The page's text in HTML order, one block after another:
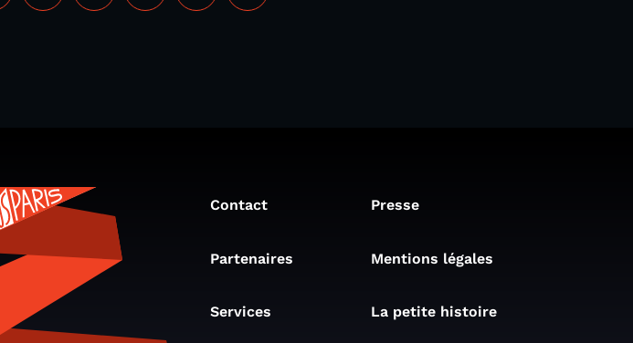
Contact Presse
Partenaires Mentions légales
Services La petite histoire